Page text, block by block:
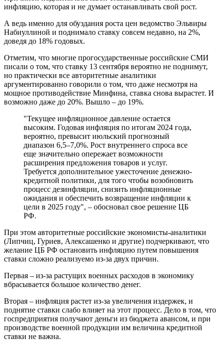
инфляцию, которая и не думает останавливать свой рост.
А ведь именно для обуздания роста цен ведомство Эльвиры
Набиуллиной и поднимало ставку совсем недавно, на 2%,
доведя до 18% годовых.
Отметим, что многие прогосударственные российские СМИ
писали о том, что ставку 13 сентября вероятно не поднимут,
но практически все авторитетные аналитики
аргументированно говорили о том, что даже несмотря на
мощное противодействие Минфина, ставка снова вырастет. И
возможно даже до 20%. Вышло – до 19%.
"Текущее инфляционное давление остается
высоким. Годовая инфляция по итогам 2024 года,
вероятно, превысит июльский прогнозный
диапазон 6,5–7,0%. Рост внутреннего спроса все
еще значительно опережает возможности
расширения предложения товаров и услуг.
Требуется дополнительное ужесточение денежно-
кредитной политики, для того чтобы возобновить
процесс дезинфляции, снизить инфляционные
ожидания и обеспечить возвращение инфляции к
цели в 2025 году", – обосновал свое решение ЦБ
РФ.
При этом авторитетные российские экономисты-аналитики
(Липчиц, Гуриев, Алексашенко и другие) подчеркивают, что
желание ЦБ РФ остановить инфляцию путем повышения
ставки сложно реализуемо из-за двух причин.
Первая – из-за растущих военных расходов в экономику
вбрасывается большое количество денег.
Вторая – инфляция растет из-за увеличения издержек, и
поднятие ставки слабо влияет на этот процесс. Дело в том, что
госпредприятия получают деньги из бюджета авансом, и при
производстве военной продукции им величина кредитной
ставки не важна.